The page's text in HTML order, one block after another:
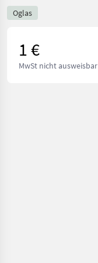
Oglas
1 €
MwSt nicht ausweisbar